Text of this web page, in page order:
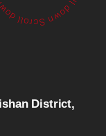
District,